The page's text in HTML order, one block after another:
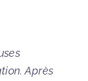
Après